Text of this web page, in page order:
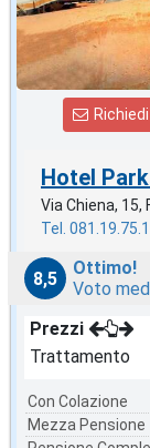
Hotel
Via Chiena, 15,
Tel.
8,5
Ottimo!
Voto
Prezzi
Trattamento
Con Colazione
Mezza Pensione